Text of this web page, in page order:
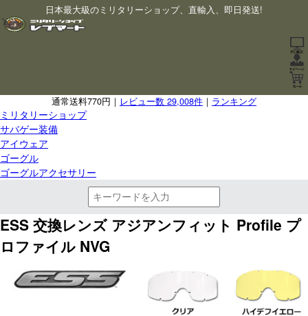
日本最大級のミリタリーショップ、直輸入、即日発送!
通常送料770円｜ レビュー数 29,008件 ｜ ランキング
ミリタリーショップ
サバゲー装備
アイウェア
ゴーグル
ゴーグルアクセサリー
ESS 交換レンズ アジアンフィット Profile プ
ロファイル NVG